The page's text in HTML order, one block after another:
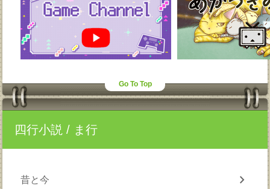
Go To Top
四行小説 / ま行
昔と今 chevron_right